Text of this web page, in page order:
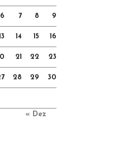
6 7 8 9
14 15 16
21 22 23
28 29 30
« Dez